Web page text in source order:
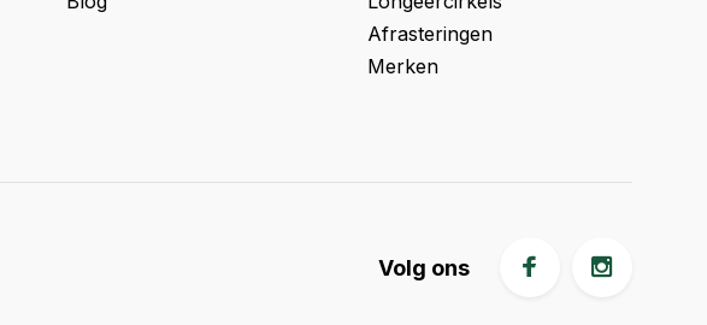
Afrasteringen
Merken
Volg ons